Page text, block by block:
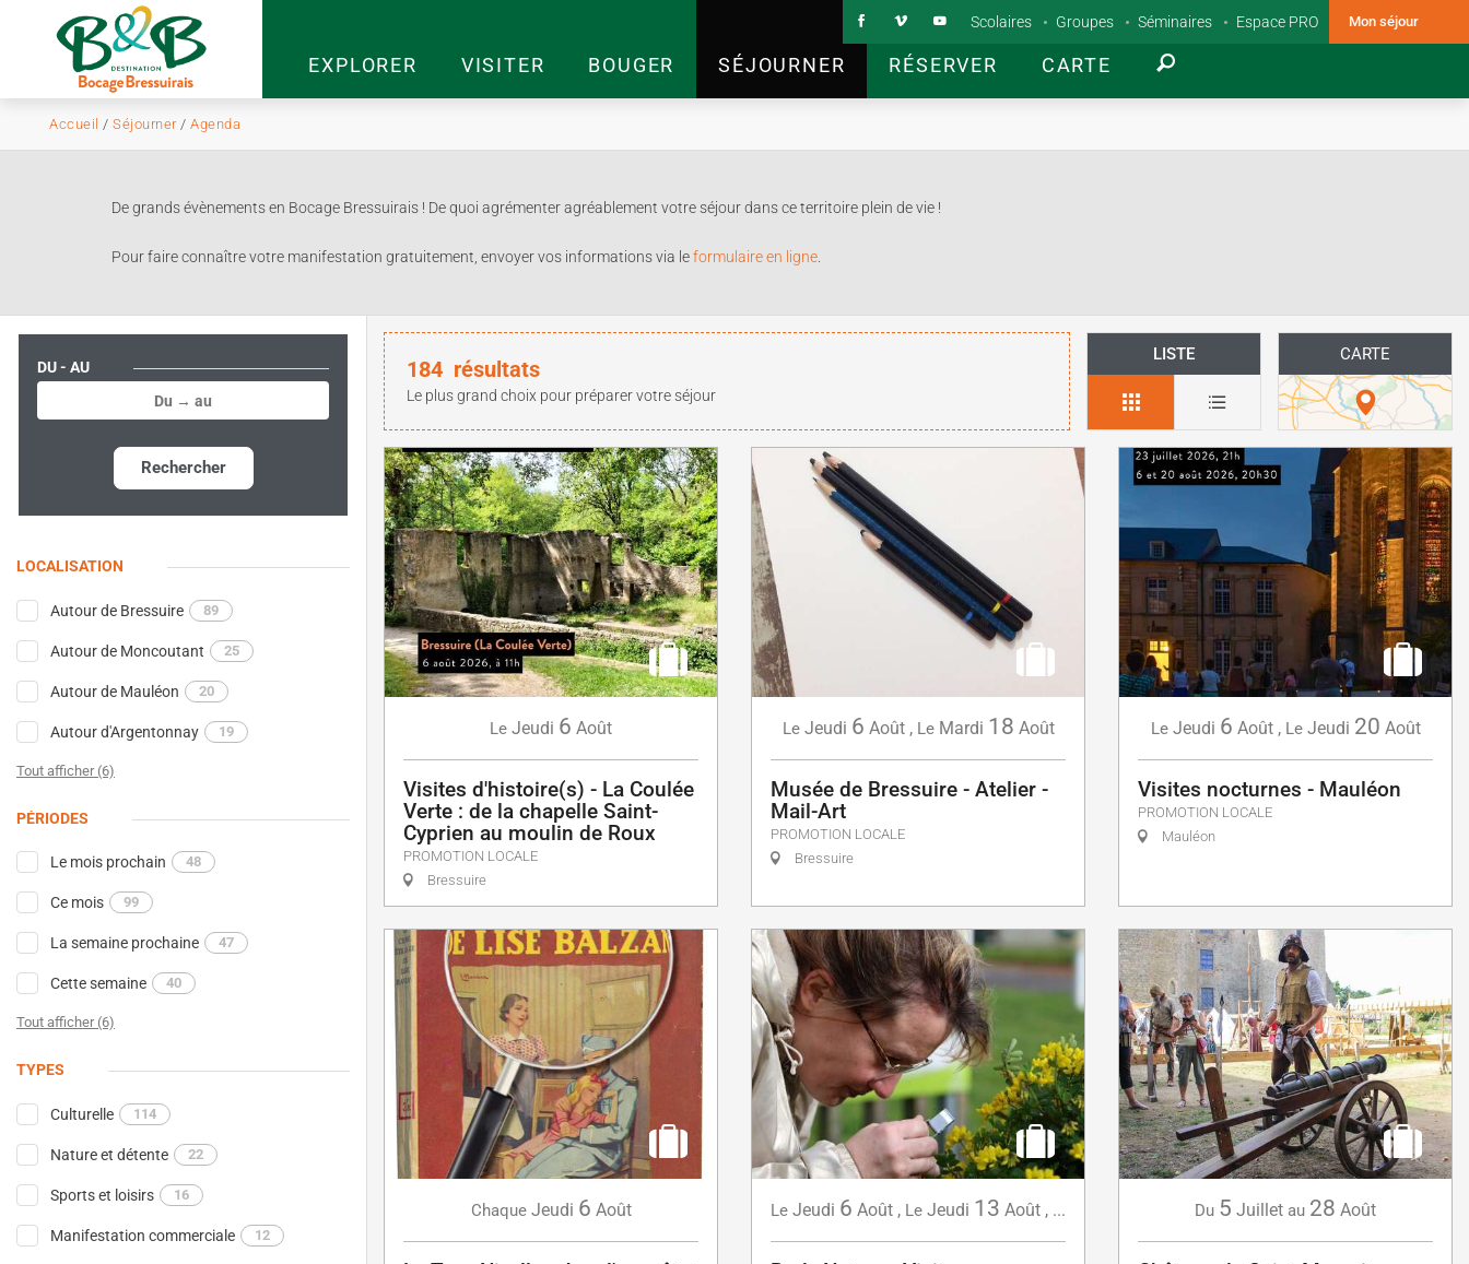
EXPLORER VISITER BOUGER SÉJOURNER RÉSERVER CARTE
Scolaires Groupes Séminaires Espace PRO Mon séjour
Accueil / Séjourner/ Agenda
De grands évènements en Bocage Bressuirais ! De quoi agrémenter agréablement votre séjour dans ce territoire plein de vie !
Pour faire connaître votre manifestation gratuitement, envoyer vos informations via leformulaire en ligne
DU - AU
Rechercher
LOCALISATION
Autour de Bressuire 89
Autour de Moncoutant 25
Autour de Mauléon 20
Autour d'Argentonnay 19
Tout afficher (6)
PÉRIODES
Le mois prochain 48
Ce mois 99
La semaine prochaine 47
Cette semaine 40
Tout afficher (6)
TYPES
Culturelle 114
Nature et détente 22
Sports et loisirs 16
Manifestation commerciale 12
184 résultats
Le plus grand choix pour préparer votre séjour
LISTE CARTE
Le Jeudi 6 Août
Visites d'histoire(s) - La Coulée
Verte : de la chapelle Saint-
Cyprien au moulin de Roux
PROMOTION LOCALE
Bressuire
Le Jeudi 6 Août, Le Mardi 18 Août
Musée de Bressuire - Atelier -
Mail-Art
PROMOTION LOCALE
Bressuire
Le Jeudi 6 Août, Le Jeudi 20 Août
Visites nocturnes - Mauléon
PROMOTION LOCALE
Mauléon
Chaque Jeudi 6 Août Le Jeudi 6 Août , Le Jeudi 13 Août , ... Du 5 Juillet au 28 Août